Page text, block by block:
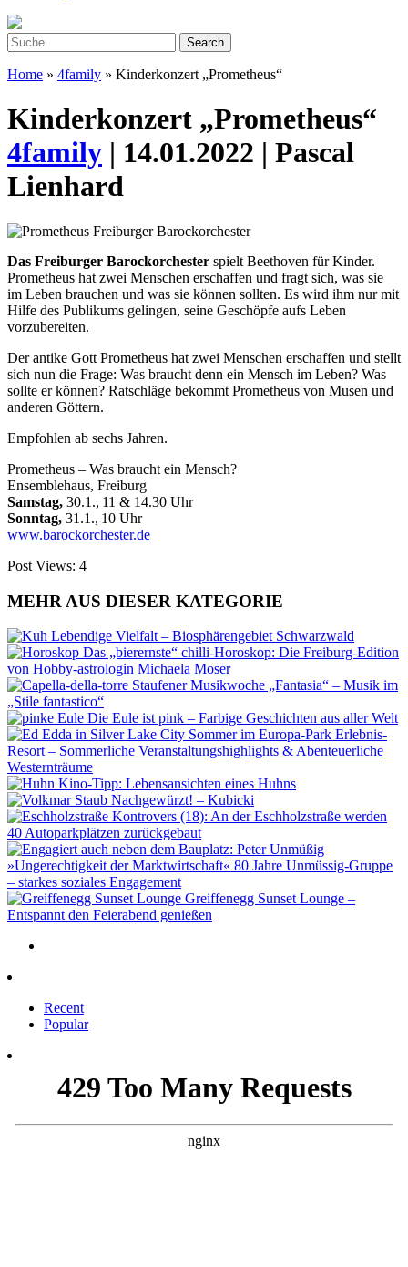
Home » 4family » Kinderkonzert „Prometheus“
Kinderkonzert „Prometheus“
4family | 14.01.2022 | Pascal
Lienhard
Das Freiburger Barockorchester spielt Beethoven für Kinder.
Prometheus hat zwei Menschen erschaffen und fragt sich, was sie
im Leben brauchen und was sie können sollten. Es wird ihm nur mit
Hilfe des Publikums gelingen, seine Geschöpfe aufs Leben
vorzubereiten.
Der antike Gott Prometheus hat zwei Menschen erschaffen und stellt
sich nun die Frage: Was braucht denn ein Mensch im Leben? Was
sollte er können? Ratschläge bekommt Prometheus von Musen und
anderen Göttern.
Empfohlen ab sechs Jahren.
Prometheus – Was braucht ein Mensch?
Ensemblehaus, Freiburg
Samstag, 30.1., 11 & 14.30 Uhr
Sonntag, 31.1., 10 Uhr
www.barockorchester.de
Post Views: 4
MEHR AUS DIESER KATEGORIE
Lebendige Vielfalt – Biosphärengebiet Schwarzwald
Das „bierernste“ chilli-Horoskop: Die Freiburg-Edition
von Hobby-astrologin Michaela Moser
Staufener Musikwoche „Fantasia“ – Musik im
„Stile fantastico“
Die Eule ist pink – Farbige Geschichten aus aller Welt
Sommer im Europa-Park Erlebnis-
Resort – Sommerliche Veranstaltungshighlights & Abenteuerliche
Westernträume
Kino-Tipp: Lebensansichten eines Huhns
Nachgewürzt! – Kubicki
Kontrovers (18): An der Eschholzstraße werden
40 Autoparkplätzen zurückgebaut
»Ungerechtigkeit der Marktwirtschaft« 80 Jahre Unmüssig-Gruppe
– starkes soziales Engagement
Greiffenegg Sunset Lounge –
Entspannt den Feierabend genießen
Recent
Popular